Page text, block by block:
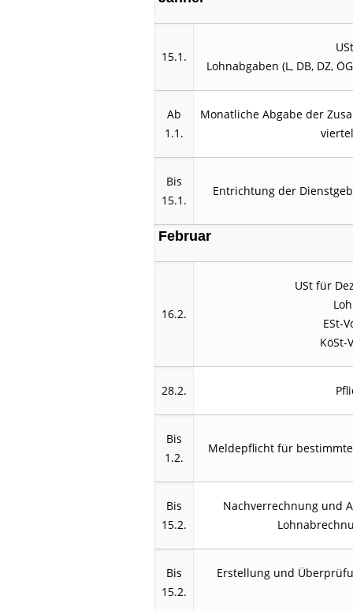
15.1.
Lohnabgaben (L, DB, DZ,
Ab
1.1.
Monatliche Abgabe der
Bis
15.1.
Entrichtung der
Februar
16.2.
USt für
ESt-
KöSt-
28.2.
Bis
1.2.
Meldepflicht für
Bis
15.2.
Nachverrechnung und
Bis
15.2.
Erstellung und